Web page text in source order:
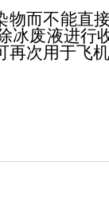
而不能直
废液进行
次用于飞机